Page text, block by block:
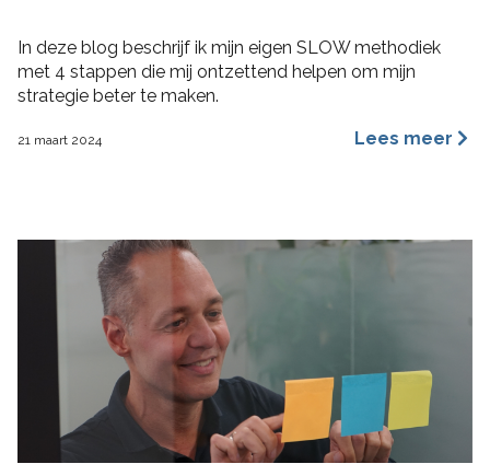
In deze blog beschrijf ik mijn eigen SLOW methodiek
met 4 stappen die mij ontzettend helpen om mijn
strategie beter te maken.
21 maart 2024 Lees meer